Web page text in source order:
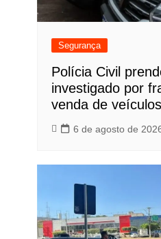
Segurança
Polícia Civil
investigado por
venda de
6 de agosto de